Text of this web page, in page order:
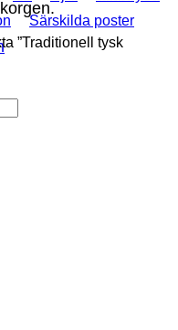
Särskilda poster
”Traditionell tysk